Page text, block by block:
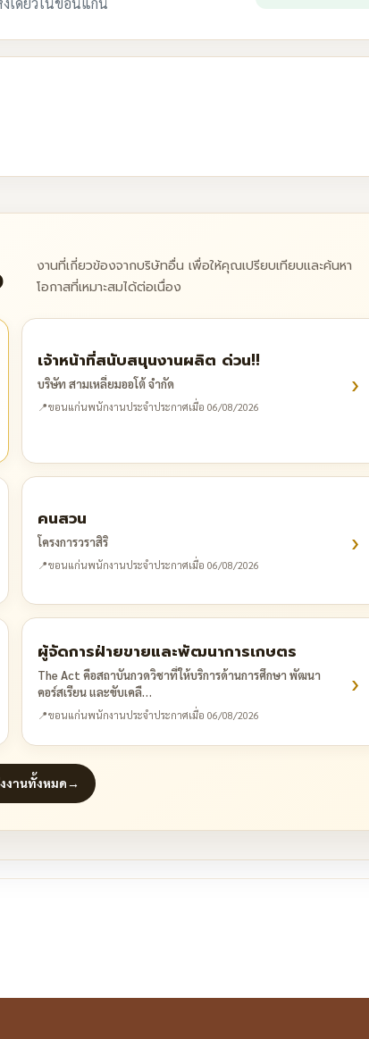
งานที่เกี่ยวข้องจากบริษัทอื่น เพื่อให้คุณเปรียบเทียบและค้นหา
โอกาสที่เหมาะสมได้ต่อเนื่อง
เจ้าหน้าที่สนับสนุนงานผลิต ด่วน!!
บริษัท สามเหลี่ยมออโต้ จำกัด
📍ขอนแก่นพนักงานประจำประกาศเมื่อ 06/08/2026
›
คนสวน
โครงการวราสิริ
📍ขอนแก่นพนักงานประจำประกาศเมื่อ 06/08/2026
›
ผู้จัดการฝ่ายขายและพัฒนาการเกษตร
The Act คือสถาบันกวดวิชาที่ให้บริการด้านการศึกษา พัฒนา
คอร์สเรียน และขับเคลื…
📍ขอนแก่นพนักงานประจำประกาศเมื่อ 06/08/2026
›
งานทั้งหมด→